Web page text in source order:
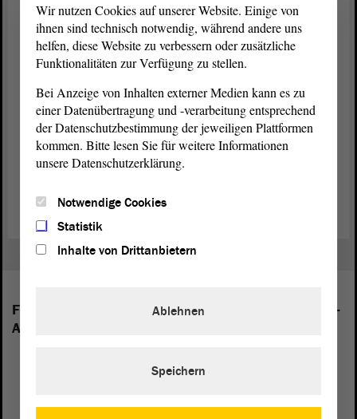
Bei Rückfragen wenden Sie sich bitte an Frau Warns-Gerdes:
Tel.: 0391 560-1208 oder E-Mail an
Lobbyregister@lt.sachsen-
anhalt.de
Schriftliche Stellungnahmen zu Gesetzgebungsverfahren von
Verbänden, Vereinen etc. (Vorlagen)
Geschäftsordnung des Landtags von Sachsen-Anhalt (PDF;
Folgende Fraktionen sind im Landtag von Sachsen-
Anhalt vertreten:
Wir nutzen Cookies auf unserer Website. Einige von
ihnen sind technisch notwendig, während andere uns
helfen, diese Website zu verbessern oder zusätzliche
Funktionalitäten zur Verfügung zu stellen.
Bei Anzeige von Inhalten externer Medien kann es zu
einer Datenübertragung und -verarbeitung entsprechend
der Datenschutzbestimmung der jeweiligen Plattformen
kommen. Bitte lesen Sie für weitere Informationen
unsere Datenschutzerklärung.
Notwendige Cookies
Statistik
Inhalte von Drittanbietern
Ablehnen
Speichern